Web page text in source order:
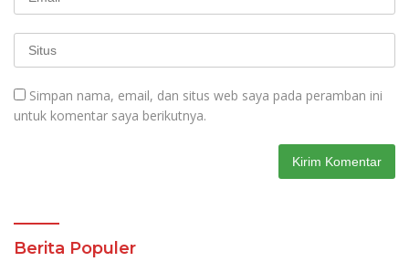
Simpan nama, email, dan situs web saya pada peramban ini
untuk komentar saya berikutnya.
Berita Populer